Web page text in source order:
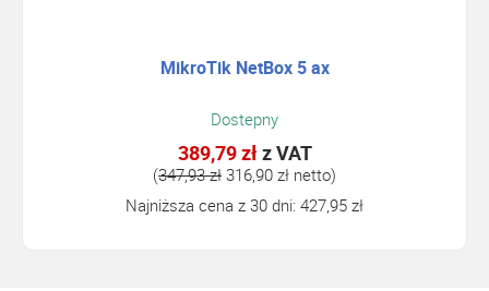
MikroTik NetBox 5 ax
Dostepny
389,79 złz VAT
(347,93 zł 316,90 zł netto)
Najniższa cena z 30 dni: 427,95 zł